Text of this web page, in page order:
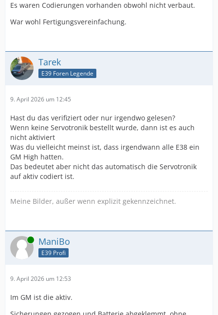
Es waren Codierungen vorhanden obwohl nicht verbaut.
War wohl Fertigungsvereinfachung.
Tarek
E39 Foren Legende
9. April 2026 um 12:45
Hast du das verifiziert oder nur irgendwo gelesen?
Wenn keine Servotronik bestellt wurde, dann ist es auch
nicht aktiviert
Was du vielleicht meinst ist, dass irgendwann alle E38 ein
GM High hatten.
Das bedeutet aber nicht das automatisch die Servotronik
auf aktiv codiert ist.
Meine Bilder, außer wenn explizit gekennzeichnet.
Online ManiBo
E39 Profi
9. April 2026 um 12:53
Im GM ist die aktiv.